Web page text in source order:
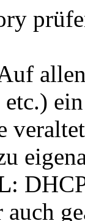
etc.)
: